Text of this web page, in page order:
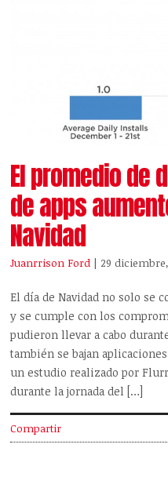
El promedio de
de apps
Navidad
Juanrrison Ford | 29 diciembre,
El día de Navidad no solo se
y se cumple con los
pudieron llevar a cabo
también se bajan
un estudio realizado por
durante la jornada del […]
Compartir